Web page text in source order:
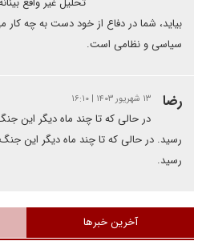
بیاید، شما در دفاع از خود دست به چه کار
سیاسی و نظامی است.
رضا ۱۳ شهریور ۱۴۰۳ | ۱۶:۱۰
در حالی که تا چند ماه دیگر این
رسید. در حالی که تا چند ماه دیگر این
رسید.
آخرین خبرها